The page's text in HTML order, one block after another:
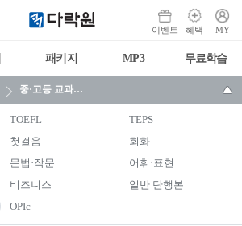
이벤트 혜택 MY
패키지 MP3 무료학습
중·고등 교과서,참고서
TOEFL
TEPS
첫걸음
회화
문법·작문
어휘·표현
비즈니스 일반 단행본
OPIc